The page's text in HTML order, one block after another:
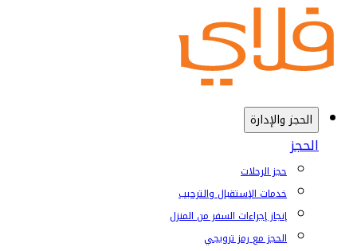
الحجز والإدارة
الحجز
حجز الرحلات
خدمات الإستقبال والترحيب
إنجاز إجراءات السفر من المنزل
الحجز مع رمز ترويجي